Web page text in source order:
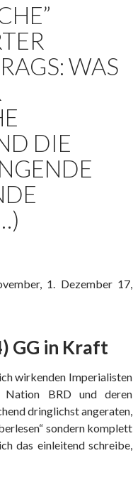
WAS
DIE
1. Dezember 17,
GG in Kraft
wirkenden Imperialisten
Nation BRD und deren
dringlichst angeraten,
sondern komplett
das einleitend schreibe,